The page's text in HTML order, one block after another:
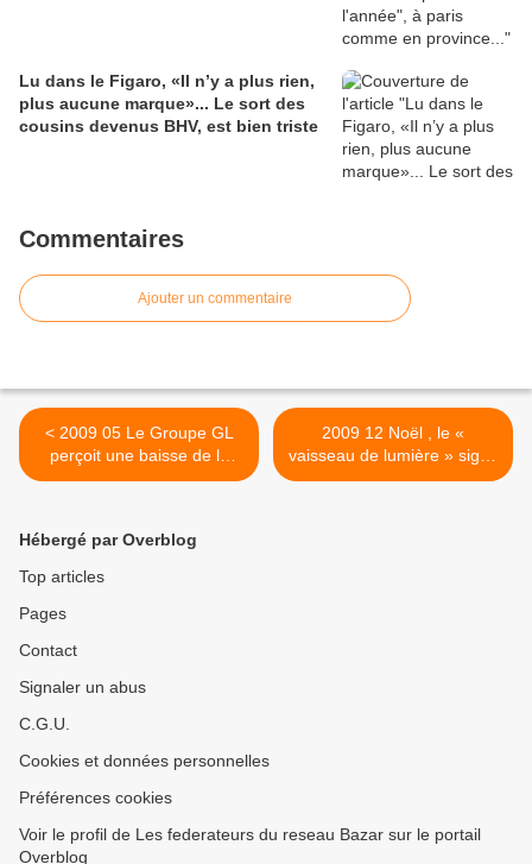
Lu dans le Figaro, «Il n’y a plus rien,
plus aucune marque»... Le sort des
cousins devenus BHV, est bien triste
Commentaires
Ajouter un commentaire
< 2009 05 Le Groupe GL
perçoit une baisse de la
consommation
2009 12 Noël , le «
vaisseau de lumière » signé
Castelbajac >
Hébergé par Overblog
Top articles
Pages
Contact
Signaler un abus
C.G.U.
Cookies et données personnelles
Préférences cookies
Voir le profil de Les federateurs du reseau Bazar sur le portail
Overblog